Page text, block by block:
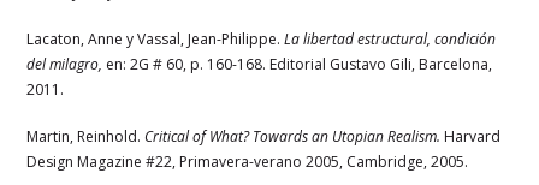
Lacaton, Anne y Vassal, Jean-Philippe.La libertad estructural, condición
del milagro, en: 2G # 60, p. 160-168. Editorial Gustavo Gili, Barcelona,
2011.
Martin, Reinhold. Critical of What? Towards an Utopian Realism. Harvard
Design Magazine #22, Primavera-verano 2005, Cambridge, 2005.